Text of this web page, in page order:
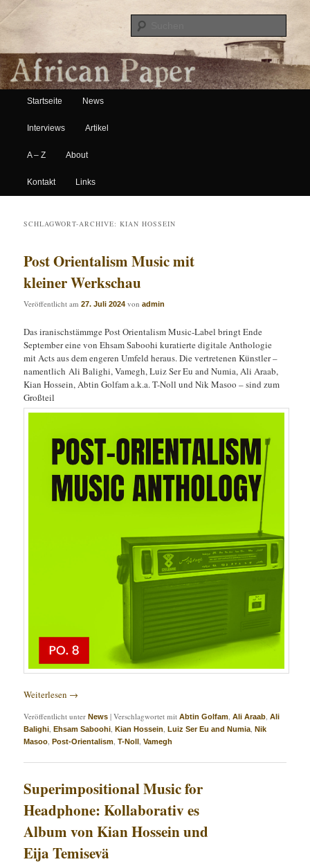
African Paper
Hauptmenü
Zum Inhalt wechseln
Zum sekundären Inhalt wechseln
Startseite News
Interviews Artikel
A – Z About
Kontakt Links
SCHLAGWORT-ARCHIVE:KIAN HOSSEIN
Post Orientalism Music mit
kleiner Werkschau
Veröffentlicht am27. Juli 2024 vonadmin
Das iranischstämmge Post Orientalism Music-Label bringt Ende
September eine von Ehsam Saboohi kuratierte digitale Anthologie
mit Acts aus dem engeren Umfeld heraus. Die vertretenen Künstler –
namentlich Ali Balighi, Vamegh, Luiz Ser Eu and Numia, Ali Araab,
Kian Hossein, Abtin Golfam a.k.a. T​-​Noll und Nik Masoo – sind zum
Großteil
Weiterlesen →
Veröffentlicht unter News |Verschlagwortet mit Abtin Golfam,Ali Araab,Ali
Balighi,Ehsam Saboohi,Kian Hossein,Luiz Ser Eu and Numia,Nik
Masoo,Post-Orientalism,T​-​Noll ,Vamegh
Superimpositional Music for
Headphone: Kollaborativ es
Album von Kian Hossein und
Eija Temisevä